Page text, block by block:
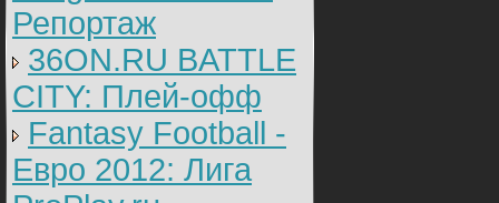
Репортаж
36ON.RU BATTLE
CITY: Плей-офф
Fantasy Football -
Евро 2012: Лига